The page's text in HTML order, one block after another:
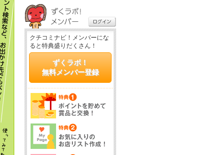
クチコミナビ！メンバーにな
ると特典盛りだくさん！
ずくラボ！
無料メンバー登録